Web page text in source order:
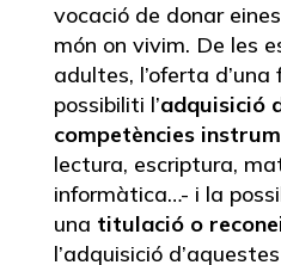
vocació de donar
món on vivim. De les
adultes, l’oferta
possibiliti l’adquisició
competències
lectura, escriptura,
informàtica…- i la
una titulació o
l’adquisició